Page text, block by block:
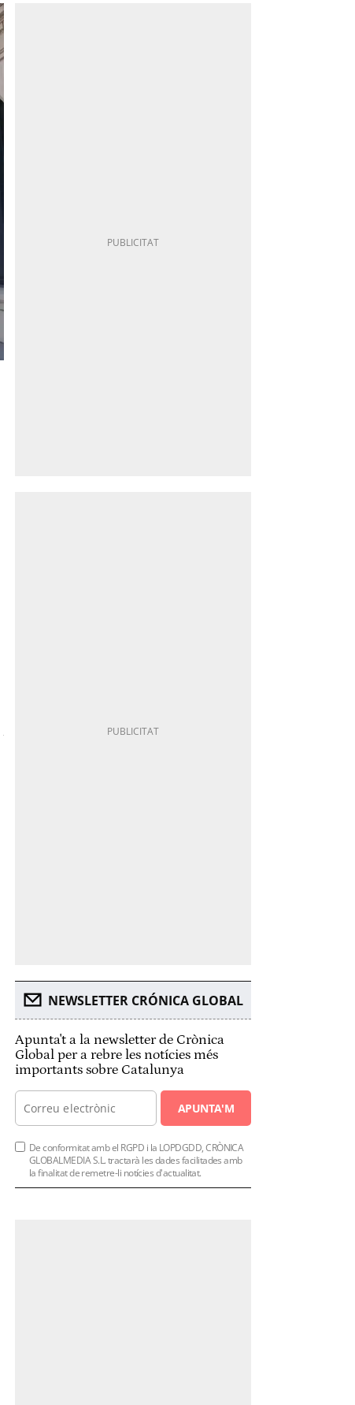
NEWSLETTER CRÓNICA GLOBAL
Apunta't a la newsletter de Crònica
Global per a rebre les notícies més
importants sobre Catalunya
APUNTA'M
De conformitat amb el RGPD i la LOPDGDD, CRÒNICA
GLOBALMEDIA S.L. tractarà les dades facilitades amb
la finalitat de remetre-li notícies d'actualitat.